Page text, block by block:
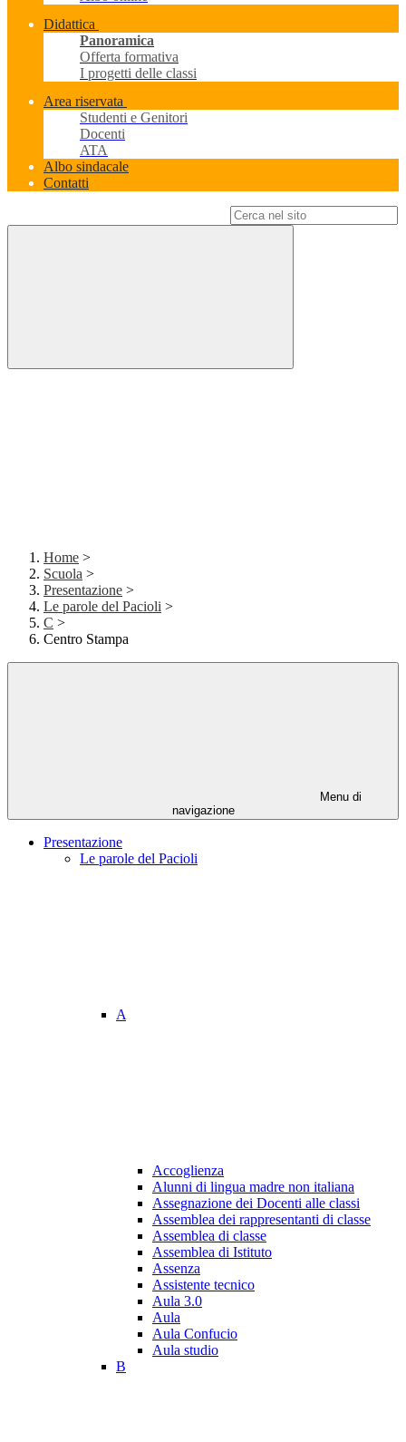
Didattica
Panoramica
Offerta formativa
I progetti delle classi
Area riservata
Studenti e Genitori
Docenti
ATA
Albo sindacale
Contatti
Home >
Scuola >
Presentazione >
Le parole del Pacioli >
C >
Centro Stampa
Menu di
navigazione
Presentazione
Le parole del Pacioli
A
Accoglienza
Alunni di lingua madre non italiana
Assegnazione dei Docenti alle classi
Assemblea dei rappresentanti di classe
Assemblea di classe
Assemblea di Istituto
Assenza
Assistente tecnico
Aula 3.0
Aula
Aula Confucio
Aula studio
B